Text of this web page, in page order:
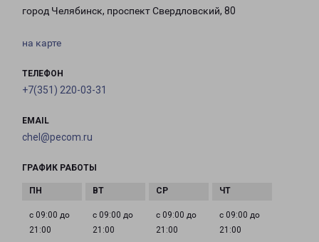
город Челябинск, проспект Свердловский, 80
на карте
ТЕЛЕФОН
+7(351) 220-03-31
EMAIL
chel@pecom.ru
ГРАФИК РАБОТЫ
с 09:00 до
21:00
с 09:00 до
21:00
с 09:00 до
21:00
с 09:00 до
21:00